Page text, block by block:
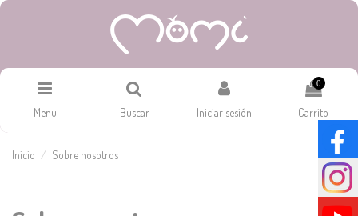
Menu Buscar Iniciar sesión
0
Carrito
Inicio Sobre nosotros